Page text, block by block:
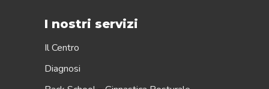
I nostri servizi
Il Centro
Diagnosi